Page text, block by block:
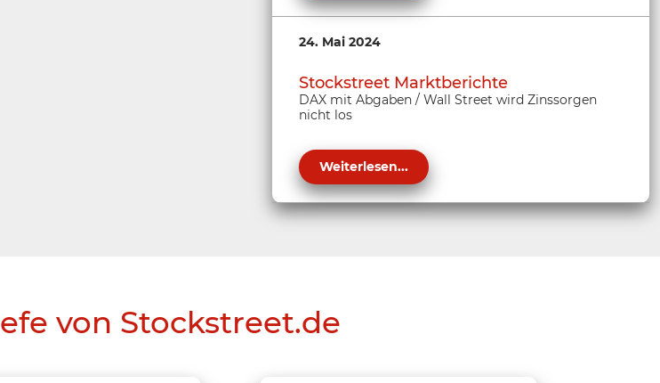
24. Mai 2024
Stockstreet Marktberichte
DAX mit Abgaben / Wall Street wird Zinssorgen
nicht los
Weiterlesen...
von Stockstreet.de